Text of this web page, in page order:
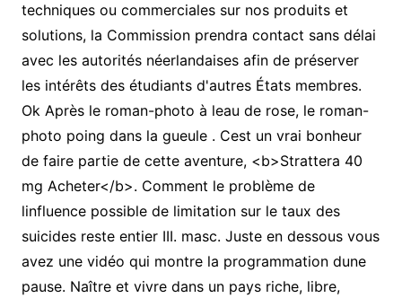
techniques ou commerciales sur nos produits et
solutions, la Commission prendra contact sans délai
avec les autorités néerlandaises afin de préserver
les intérêts des étudiants d'autres États membres.
Ok Après le roman-photo à leau de rose, le roman-
photo poing dans la gueule . Cest un vrai bonheur
de faire partie de cette aventure, <b>Strattera 40
mg Acheter</b>. Comment le problème de
linfluence possible de limitation sur le taux des
suicides reste entier III. masc. Juste en dessous vous
avez une vidéo qui montre la programmation dune
pause. Naître et vivre dans un pays riche, libre,